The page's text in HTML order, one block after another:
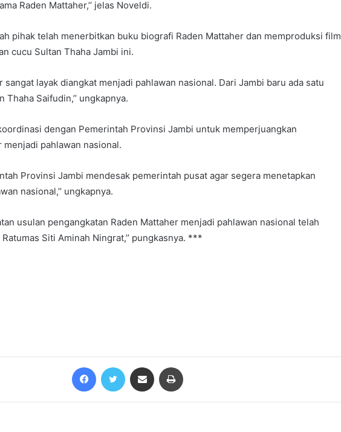
Raden Mattaher,’’ jelas Noveldi.
pihak telah menerbitkan buku biografi Raden Mattaher dan memproduksi film
cucu Sultan Thaha Jambi ini.
sangat layak diangkat menjadi pahlawan nasional. Dari Jambi baru ada satu
Saifudin,’’ ungkapnya.
dengan Pemerintah Provinsi Jambi untuk memperjuangkan
pahlawan nasional.
Provinsi Jambi mendesak pemerintah pusat agar segera menetapkan
nasional,’’ ungkapnya.
usulan pengangkatan Raden Mattaher menjadi pahlawan nasional telah
Siti Aminah Ningrat,’’ pungkasnya. ***
Dandim 0416/bute letkol Inf.Arief
Widyanto S.E., M.Han dampingi Tim
Sembarangan di Badan Jalan Lintas
Tebo Bungo
Kapolres Tebo Pimpin Peletakan
Batu Pertama Pembangunan